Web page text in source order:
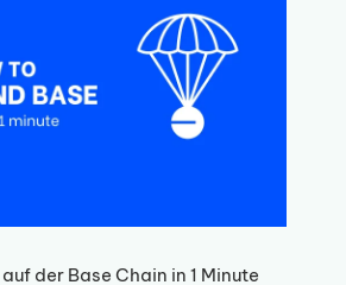
der Base Chain in 1 Minute